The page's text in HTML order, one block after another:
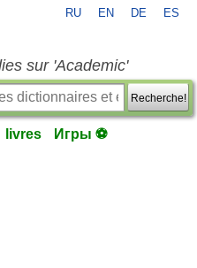
RU EN DE ES
sur 'Academic'
Recherche!
livres Игры ⚽